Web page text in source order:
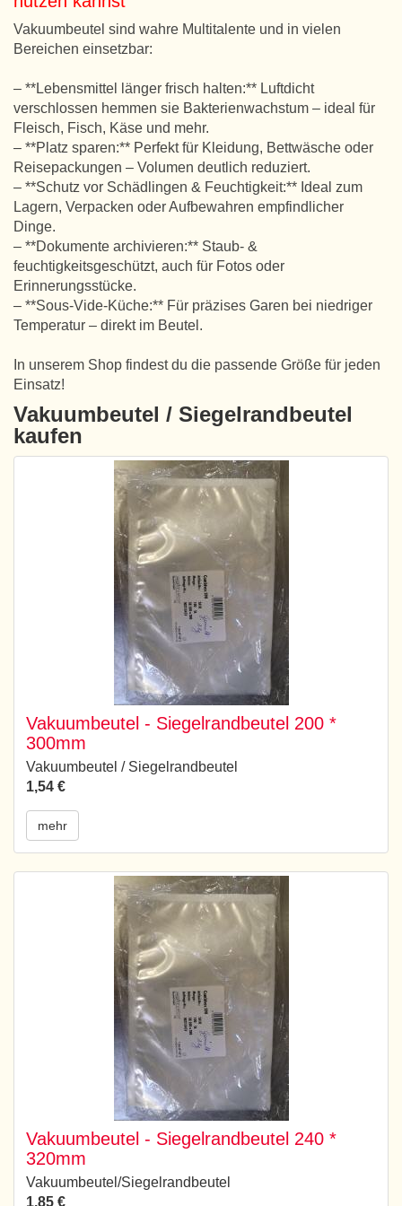
Vakuumbeutel sind wahre Multitalente und in vielen
Bereichen einsetzbar:
– **Lebensmittel länger frisch halten:** Luftdicht
verschlossen hemmen sie Bakterienwachstum – ideal für
Fleisch, Fisch, Käse und mehr.
– **Platz sparen:** Perfekt für Kleidung, Bettwäsche oder
Reisepackungen – Volumen deutlich reduziert.
– **Schutz vor Schädlingen & Feuchtigkeit:** Ideal zum
Lagern, Verpacken oder Aufbewahren empfindlicher
Dinge.
– **Dokumente archivieren:** Staub- &
feuchtigkeitsgeschützt, auch für Fotos oder
Erinnerungsstücke.
– **Sous-Vide-Küche:** Für präzises Garen bei niedriger
Temperatur – direkt im Beutel.
In unserem Shop findest du die passende Größe für jeden
Einsatz!
Vakuumbeutel / Siegelrandbeutel
kaufen
Vakuumbeutel - Siegelrandbeutel 200 *
300mm
Vakuumbeutel / Siegelrandbeutel
1,54 €
mehr
Vakuumbeutel - Siegelrandbeutel 240 *
320mm
Vakuumbeutel/Siegelrandbeutel
1,85 €